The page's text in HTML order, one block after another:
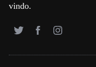
vindo.